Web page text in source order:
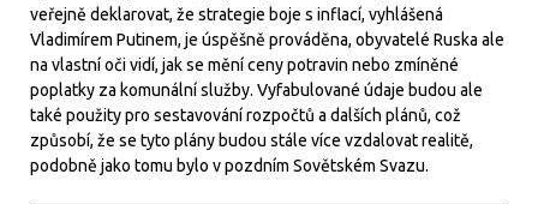
veřejně deklarovat, že strategie boje s inflací, vyhlášená
Vladimírem Putinem, je úspěšně prováděna, obyvatelé Ruska ale
na vlastní oči vidí, jak se mění ceny potravin nebo zmíněné
poplatky za komunální služby. Vyfabulované údaje budou ale
také použity pro sestavování rozpočtů a dalších plánů, což
způsobí, že se tyto plány budou stále více vzdalovat realitě,
podobně jako tomu bylo v pozdním Sovětském Svazu.